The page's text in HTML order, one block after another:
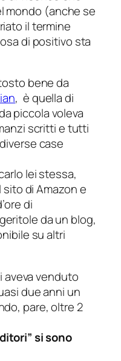
mondo (anche se
il termine
di positivo sta
bene da
, è quella di
piccola voleva
scritti e tutti
case
lei stessa,
di Amazon e
di
da un blog,
su altri
aveva venduto
due anni un
pare, oltre 2
si sono